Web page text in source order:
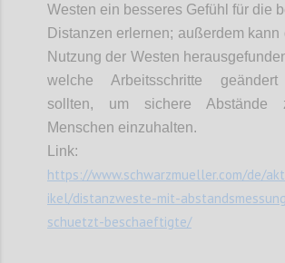
Westen ein besseres Gefühl für die
Distanzen erlernen; außerdem kann
Nutzung der Westen
welche Arbeitsschritte
sollten, um sichere Abstände
Menschen einzuhalten.
Link:
https://www.schwarzmueller.com/de/
ikel/distanzweste-mit-
schuetzt-beschaeftigte/